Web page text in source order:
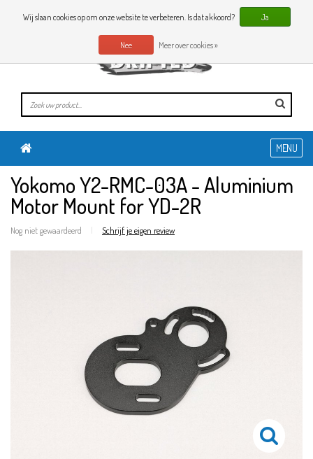
0 Artikelen
NL
MENU
Yokomo Y2-RMC-03A - Aluminium
Motor Mount for YD-2R
Nog niet gewaardeerd | Schrijf je eigen review
Wij slaan cookies op om onze website te verbeteren. Is dat akkoord? Ja
Nee Meer over cookies »